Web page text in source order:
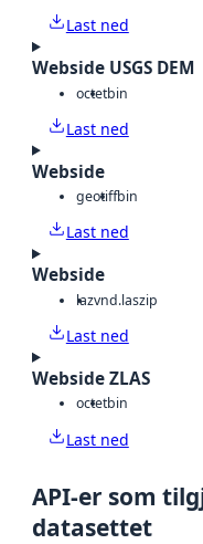
Last ned
Webside USGS DEM
octetbin
Last ned
Webside
geotiffbin
Last ned
Webside
lazvnd.laszip
Last ned
Webside ZLAS
octetbin
Last ned
API-er som
datasettet